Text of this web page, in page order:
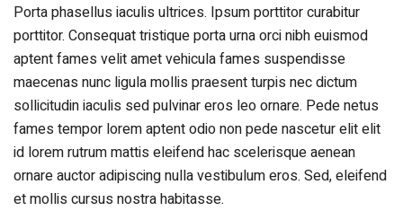
Porta phasellus iaculis ultrices. Ipsum porttitor curabitur
porttitor. Consequat tristique porta urna orci nibh euismod
aptent fames velit amet vehicula fames suspendisse
maecenas nunc ligula mollis praesent turpis nec dictum
sollicitudin iaculis sed pulvinar eros leo ornare. Pede netus
fames tempor lorem aptent odio non pede nascetur elit elit
id lorem rutrum mattis eleifend hac scelerisque aenean
ornare auctor adipiscing nulla vestibulum eros. Sed, eleifend
et mollis cursus nostra habitasse.